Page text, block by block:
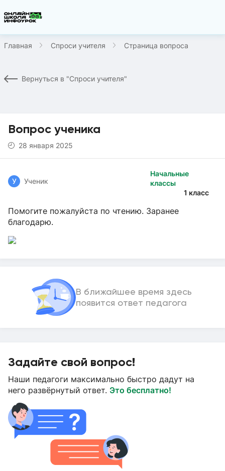
Главная Спроси учителя Страница вопроса
Вернуться в "Спроси учителя"
Вопрос ученика
28 января 2025
Начальные
классы
1 класс
У Ученик
Помогите пожалуйста по чтению. Заранее
благодарю.
В ближайшее время здесь
появится ответ педагога
Задайте свой вопрос!
Наши педагоги максимально быстро дадут на
него развёрнутый ответ. Это бесплатно!